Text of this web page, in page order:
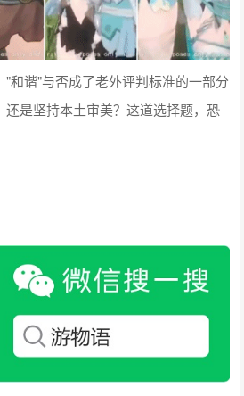
"和谐"与否成了老外评判标准的一部分
是坚持本土审美？这道选择题，恐